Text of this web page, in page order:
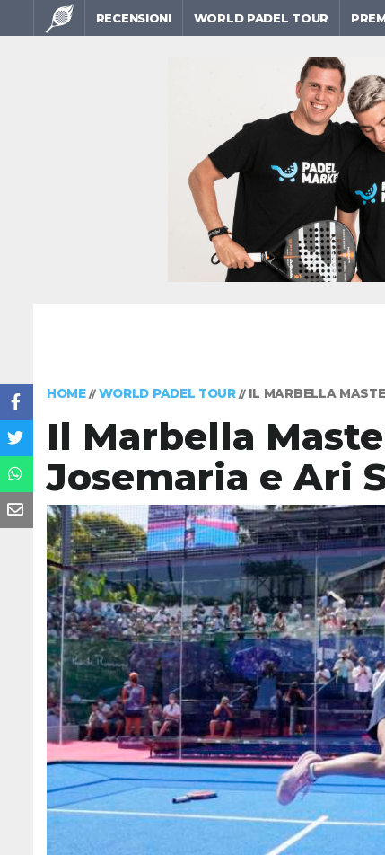
RECENSIONI WORLD PADEL TOUR
HOME// WORLD PADEL TOUR// IL MARBELLA
Il Marbella
Josemaria e Ari